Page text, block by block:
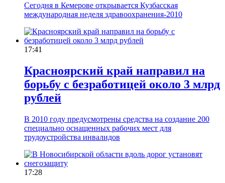
Сегодня в Кемерове открывается Кузбасская
международная неделя здравоохранения-2010
17:41
Красноярский край направил на
борьбу с безработицей около 3 млрд
рублей
В 2010 году предусмотрены средства на создание 200
специально оснащенных рабочих мест для
трудоустройства инвалидов
17:28